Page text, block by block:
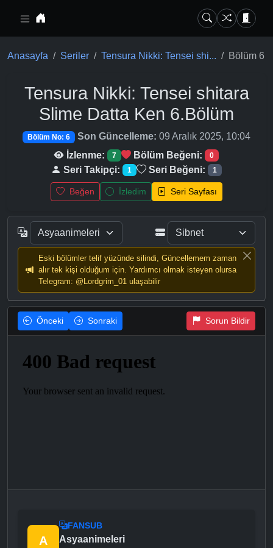
Anasayfa Seriler Tensura Nikki: Tensei shi... Bölüm 6
Tensura Nikki: Tensei shitara
Slime Datta Ken 6.Bölüm
Bölüm No: 6 Son Güncelleme: 09 Aralık 2025, 10:04
İzlenme:
7 Bölüm Beğeni: 0
Seri Takipçi: 1 Seri Beğeni: 1
Beğen İzledim Seri Sayfası
Eski bölümler telif yüzünde silindi, Güncellemem zaman
alır tek kişi olduğum için. Yardımcı olmak isteyen olursa
Telegram: @Lordgrim_01 ulaşabilir
Önceki Sonraki Sorun Bildir
A
FANSUB
Asyaanimeleri